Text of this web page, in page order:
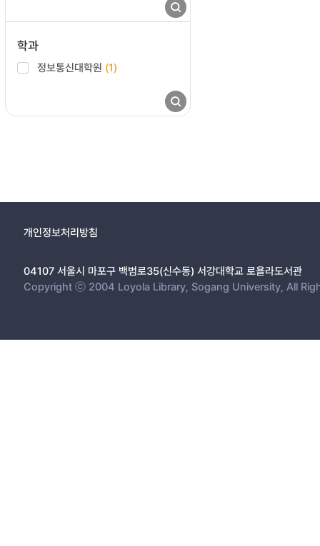
학과
정보통신대학원 (1)
개인정보처리방침
04107 서울시 마포구 백범로35(신수동) 서강대학교 로욜라도서관
Copyright ⓒ 2004 Loyola Library, Sogang University, All